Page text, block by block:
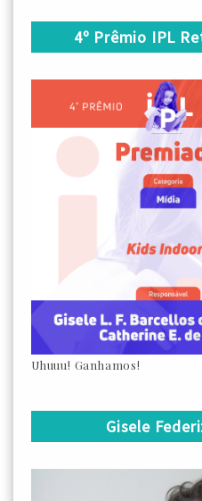
4º Prêmio IPL
Uhuuu! Ganhamos!
Gisele